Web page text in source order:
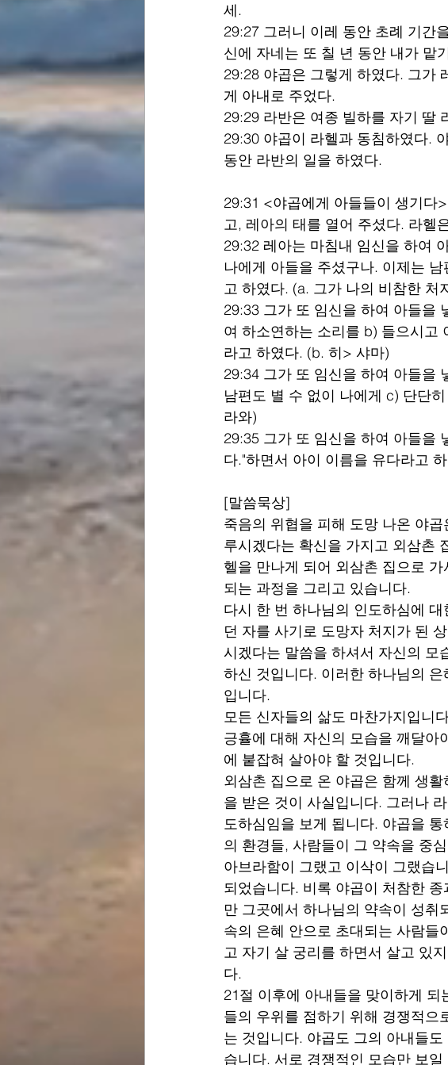
세.
29:27 그러니 이레 동안 초례 기간
신에 자네는 또 칠 년 동안 내가 맡
29:28 야곱은 그렇게 하였다. 그가
게 아내로 주었다.
29:29 라반은 여종 빌하를 자기 딸
29:30 야곱이 라헬과 동침하였다.
동안 라반의 일을 하였다.
29:31 <야곱에게 아들들이 생기다
고, 레아의 태를 열어 주셨다. 라헬
29:32 레아는 마침내 임신을 하여
나에게 아들을 주셨구나. 이제는
고 하였다. (a. 그가 나의 비참한 처
29:33 그가 또 임신을 하여 아들을
여 하소연하는 소리를 b) 들으시고
라고 하였다. (b. 히> 샤마)
29:34 그가 또 임신을 하여 아들을
남편도 별 수 없이 나에게 c) 단단
라와)
29:35 그가 또 임신을 하여 아들을
다."하면서 아이 이름을 유다라고
[말씀묵상]
죽음의 위협을 피해 도망 나온 야
루시겠다는 확신을 가지고 외삼촌
헬을 만나게 되어 외삼촌 집으로
되는 과정을 그리고 있습니다.
다시 한 번 하나님의 인도하심에
던 자를 사기로 도망자 처지가 된
시겠다는 말씀을 하셔서 자신의 모
하신 것입니다. 이러한 하나님의
입니다.
모든 신자들의 삶도 마찬가지입니
긍휼에 대해 자신의 모습을 깨달아
에 붙잡혀 살아야 할 것입니다.
외삼촌 집으로 온 야곱은 함께 생
을 받은 것이 사실입니다. 그러나
도하심임을 보게 됩니다. 야곱을
의 환경들, 사람들이 그 약속을 중
아브라함이 그랬고 이삭이 그랬습
되었습니다. 비록 야곱이 처참한
만 그곳에서 하나님의 약속이 성
속의 은혜 안으로 초대되는 사람
고 자기 살 궁리를 하면서 살고 있
다.
21절 이후에 아내들을 맞이하게
들의 우위를 점하기 위해 경쟁적으
는 것입니다. 야곱도 그의 아내들
습니다. 서로 경쟁적인 모습만 보